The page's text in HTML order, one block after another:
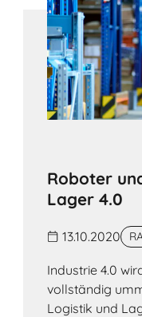
Roboter
Lager 4.0
13.10.2020
Industrie 4.0
vollständig
Logistik und